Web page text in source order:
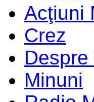
Acţiuni
Crez
Despre
Minuni